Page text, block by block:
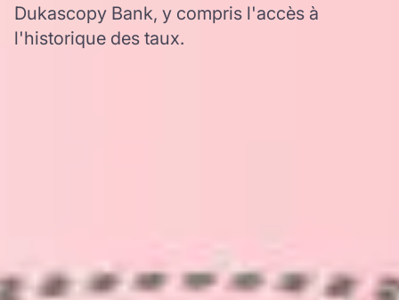
Dukascopy Bank, y compris l'accès à
l'historique des taux.